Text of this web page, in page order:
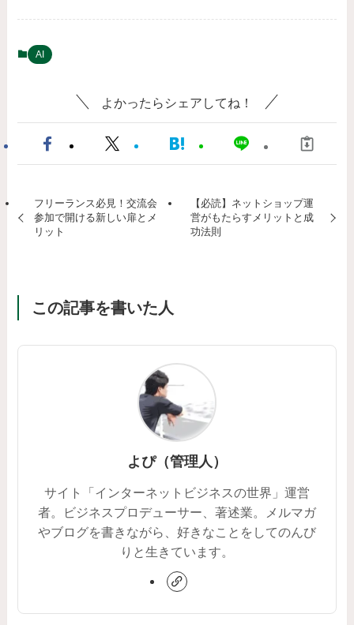
AI
よかったらシェアしてね！
フリーランス必見！交流会
参加で開ける新しい扉とメ
リット
【必読】ネットショップ運
営がもたらすメリットと成
功法則
この記事を書いた人
よぴ（管理人）
サイト「インターネットビジネスの世界」運営
者。ビジネスプロデューサー、著述業。メルマガ
やブログを書きながら、好きなことをしてのんび
りと生きています。